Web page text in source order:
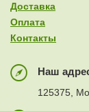
Доставка
Оплата
Контакты
Наш
125375,